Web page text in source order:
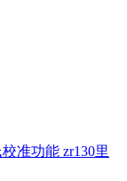
zr130里